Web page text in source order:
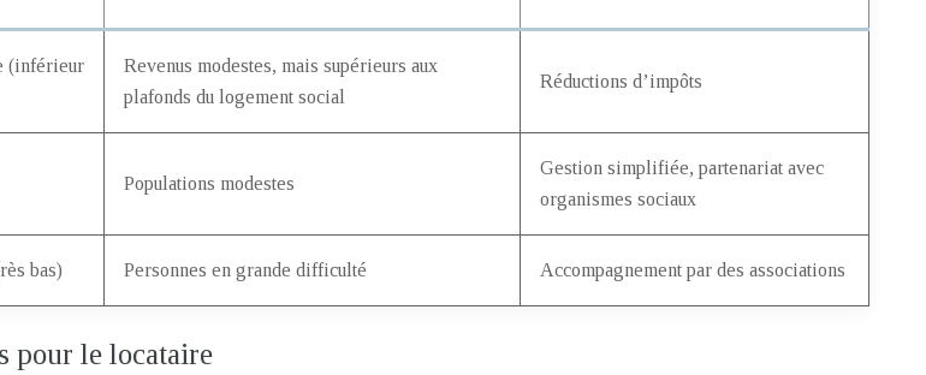
(inférieur
Revenus modestes, mais supérieurs aux
plafonds du logement social
Réductions d’impôts
Populations modestes
Gestion simplifiée, partenariat avec
organismes sociaux
bas) Personnes en grande difficulté Accompagnement par des associations
pour le locataire